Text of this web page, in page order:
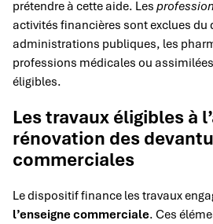
prétendre à cette aide. Les
activités financières sont exclues du
administrations publiques, les
professions médicales ou
éligibles.
Les travaux éligibles à
rénovation des
commerciales
Le dispositif finance les travaux
l’enseigne commerciale. Ces